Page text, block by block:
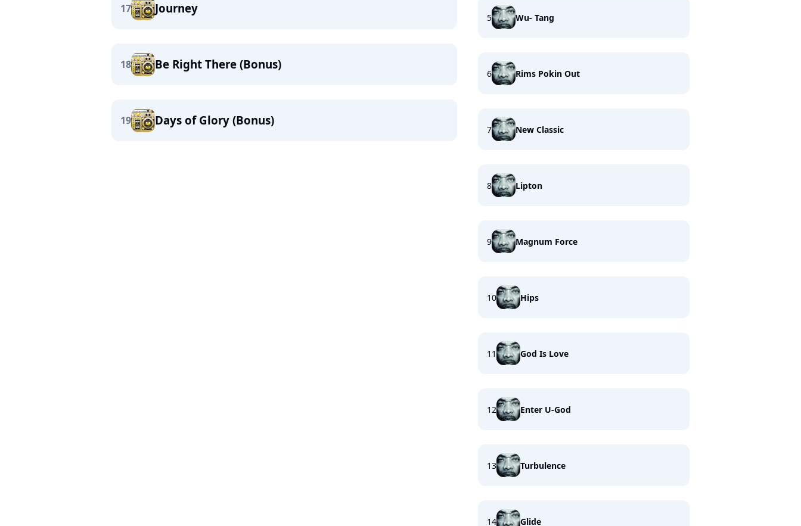
17 Journey
18 Be Right There (Bonus)
19 Days of Glory (Bonus)
5 Wu- Tang
6 Rims Pokin Out
7 New Classic
8 Lipton
9 Magnum Force
10 Hips
11 God Is Love
12 Enter U-God
13 Turbulence
14 Glide